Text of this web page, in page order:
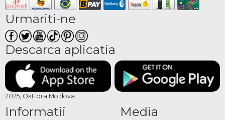
Urmariti-ne
Descarca aplicatia
2025, OkFlora Moldova
Informatii Media